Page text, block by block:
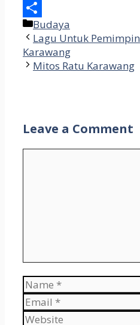
LiveJournal
Share
Categories
Budaya
Lagu Untuk Pemimpin
Karawang
Mitos Ratu Karawang
Leave a Comment
Name
Email
Website